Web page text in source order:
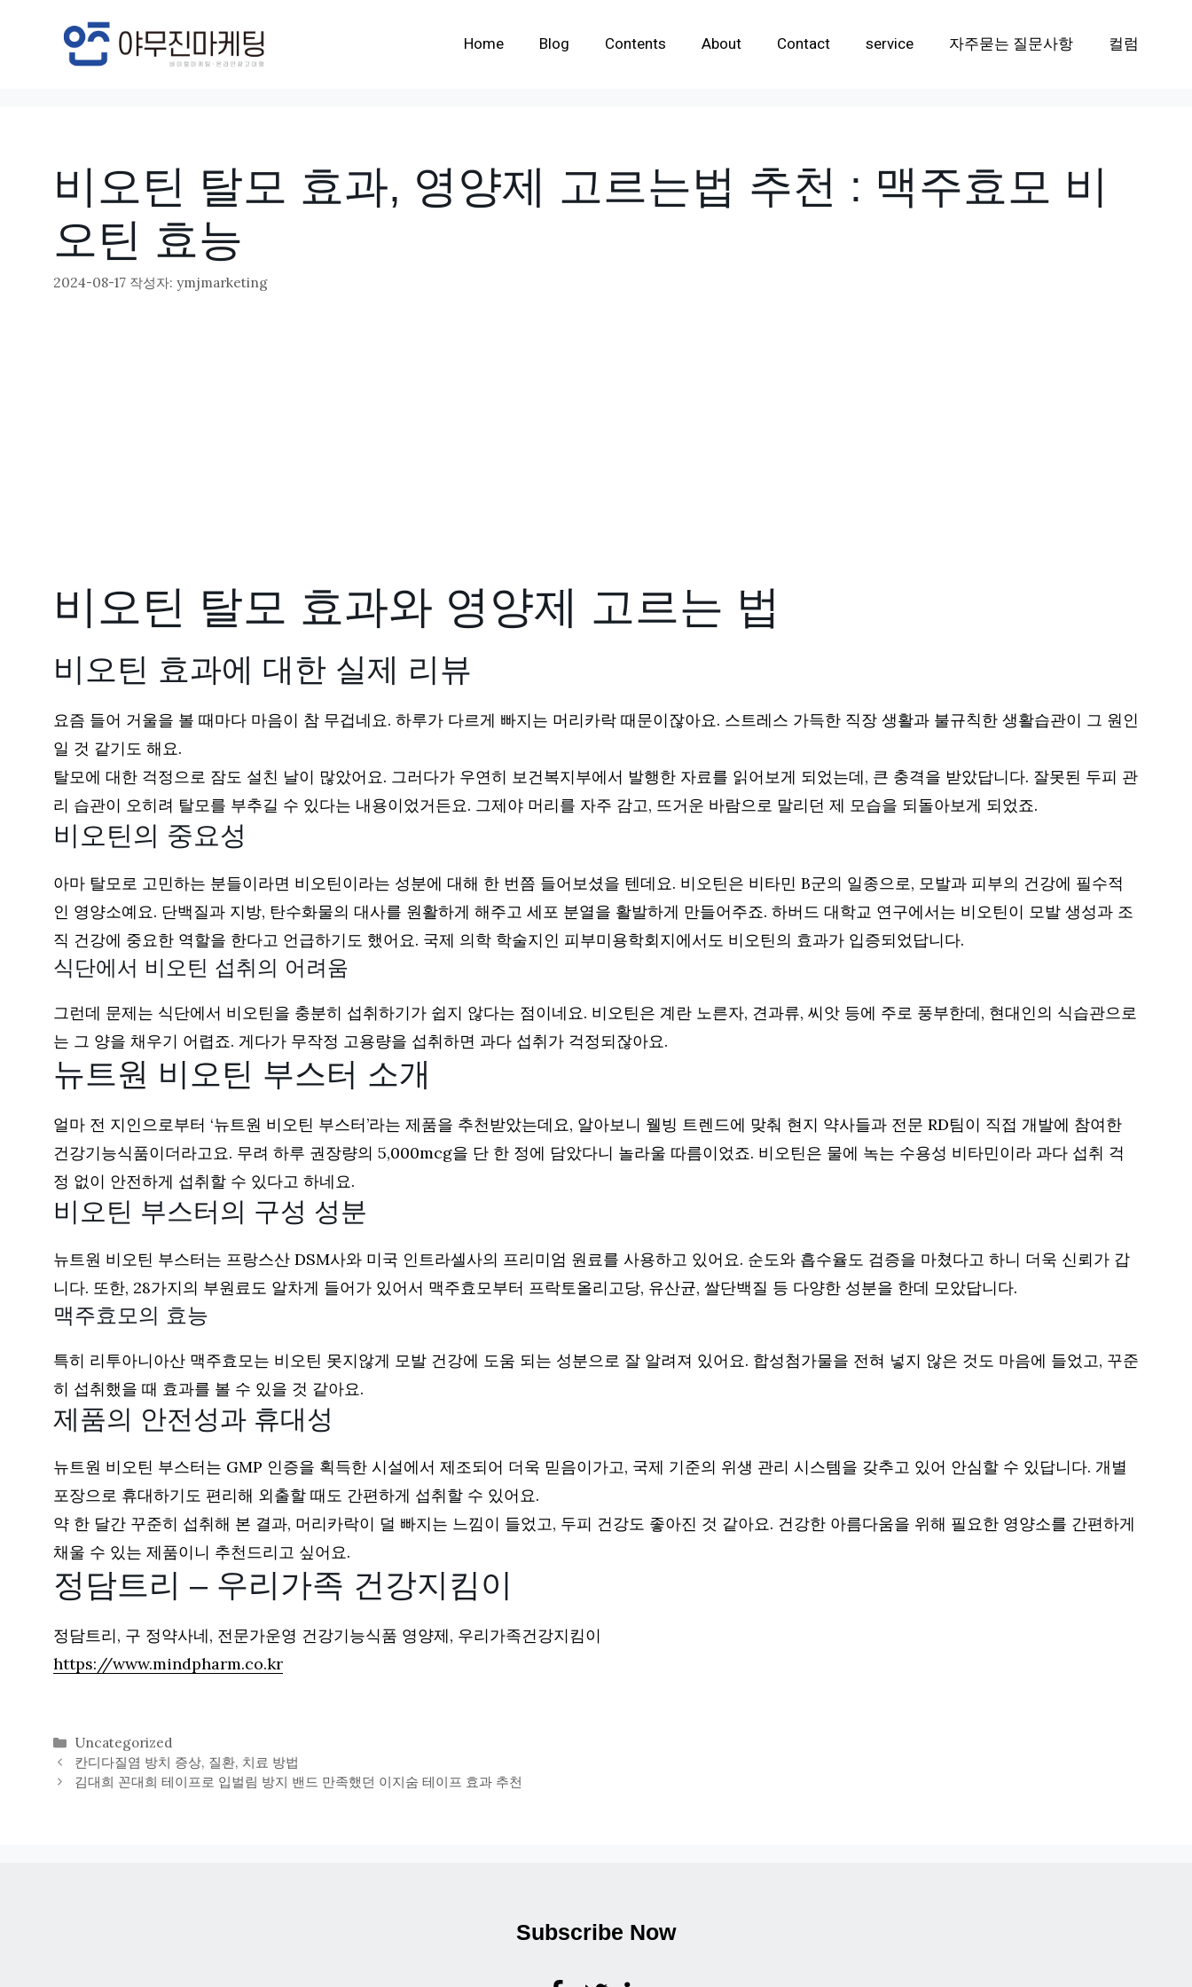
Home Blog Contents About Contact service 자주묻는 질문사항 컬럼
비오틴 탈모 효과, 영양제 고르는법 추천 : 맥주효모 비
오틴 효능
2024-08-17 작성자: ymjmarketing
비오틴 탈모 효과와 영양제 고르는 법
비오틴 효과에 대한 실제 리뷰
요즘 들어 거울을 볼 때마다 마음이 참 무겁네요. 하루가 다르게 빠지는 머리카락 때문이잖아요. 스트레스 가득한 직장 생활과 불규칙한 생활습관이 그 원인
일 것 같기도 해요.
탈모에 대한 걱정으로 잠도 설친 날이 많았어요. 그러다가 우연히 보건복지부에서 발행한 자료를 읽어보게 되었는데, 큰 충격을 받았답니다. 잘못된 두피 관
리 습관이 오히려 탈모를 부추길 수 있다는 내용이었거든요. 그제야 머리를 자주 감고, 뜨거운 바람으로 말리던 제 모습을 되돌아보게 되었죠.
비오틴의 중요성
아마 탈모로 고민하는 분들이라면 비오틴이라는 성분에 대해 한 번쯤 들어보셨을 텐데요. 비오틴은 비타민 B군의 일종으로, 모발과 피부의 건강에 필수적
인 영양소예요. 단백질과 지방, 탄수화물의 대사를 원활하게 해주고 세포 분열을 활발하게 만들어주죠. 하버드 대학교 연구에서는 비오틴이 모발 생성과 조
직 건강에 중요한 역할을 한다고 언급하기도 했어요. 국제 의학 학술지인 피부미용학회지에서도 비오틴의 효과가 입증되었답니다.
식단에서 비오틴 섭취의 어려움
그런데 문제는 식단에서 비오틴을 충분히 섭취하기가 쉽지 않다는 점이네요. 비오틴은 계란 노른자, 견과류, 씨앗 등에 주로 풍부한데, 현대인의 식습관으로
는 그 양을 채우기 어렵죠. 게다가 무작정 고용량을 섭취하면 과다 섭취가 걱정되잖아요.
뉴트원 비오틴 부스터 소개
얼마 전 지인으로부터 ‘뉴트원 비오틴 부스터’라는 제품을 추천받았는데요, 알아보니 웰빙 트렌드에 맞춰 현지 약사들과 전문 RD팀이 직접 개발에 참여한
건강기능식품이더라고요. 무려 하루 권장량의 5,000mcg을 단 한 정에 담았다니 놀라울 따름이었죠. 비오틴은 물에 녹는 수용성 비타민이라 과다 섭취 걱
정 없이 안전하게 섭취할 수 있다고 하네요.
비오틴 부스터의 구성 성분
뉴트원 비오틴 부스터는 프랑스산 DSM사와 미국 인트라셀사의 프리미엄 원료를 사용하고 있어요. 순도와 흡수율도 검증을 마쳤다고 하니 더욱 신뢰가 갑
니다. 또한, 28가지의 부원료도 알차게 들어가 있어서 맥주효모부터 프락토올리고당, 유산균, 쌀단백질 등 다양한 성분을 한데 모았답니다.
맥주효모의 효능
특히 리투아니아산 맥주효모는 비오틴 못지않게 모발 건강에 도움 되는 성분으로 잘 알려져 있어요. 합성첨가물을 전혀 넣지 않은 것도 마음에 들었고, 꾸준
히 섭취했을 때 효과를 볼 수 있을 것 같아요.
제품의 안전성과 휴대성
뉴트원 비오틴 부스터는 GMP 인증을 획득한 시설에서 제조되어 더욱 믿음이가고, 국제 기준의 위생 관리 시스템을 갖추고 있어 안심할 수 있답니다. 개별
포장으로 휴대하기도 편리해 외출할 때도 간편하게 섭취할 수 있어요.
약 한 달간 꾸준히 섭취해 본 결과, 머리카락이 덜 빠지는 느낌이 들었고, 두피 건강도 좋아진 것 같아요. 건강한 아름다움을 위해 필요한 영양소를 간편하게
채울 수 있는 제품이니 추천드리고 싶어요.
정담트리 – 우리가족 건강지킴이
정담트리, 구 정약사네, 전문가운영 건강기능식품 영양제, 우리가족건강지킴이
https://www.mindpharm.co.kr
카
테
고
Uncategorized
칸디다질염 방치 증상, 질환, 치료 방법
김대희 꼰대희 테이프로 입벌림 방지 밴드 만족했던 이지숨 테이프 효과 추천
Subscribe Now